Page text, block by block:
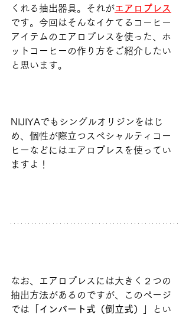
くれる抽出器具。それがエアロプレス
です。今回はそんなイケてるコーヒー
アイテムのエアロプレスを使った、ホ
ットコーヒーの作り方をご紹介したい
と思います。
NIJIYAでもシングルオリジンをはじ
め、個性が際立つスペシャルティコー
ヒーなどにはエアロプレスを使ってい
ますよ！
なお、エアロプレスには大きく２つの
抽出方法があるのですが、このページ
では「
インバート式（倒立式）
」とい